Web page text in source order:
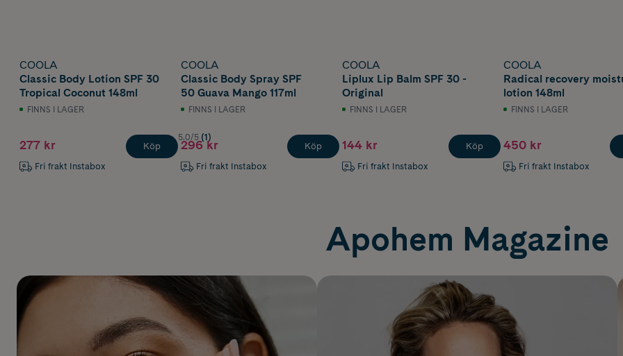
COOLA
Classic Body Lotion SPF 30
Tropical Coconut 148ml
FINNS I LAGER
277 kr
Fri frakt Instabox
Köp
COOLA
Classic Body Spray SPF
50 Guava Mango 117ml
FINNS I LAGER
5.0/5 (1)
296 kr
Fri frakt Instabox
Köp
COOLA
Liplux Lip Balm SPF 30 -
Original
FINNS I LAGER
144 kr
Fri frakt Instabox
Köp
COOLA
Radical recovery
lotion 148ml
FINNS I LAGER
450 kr
Fri frakt Instabox
Apohem Magazine